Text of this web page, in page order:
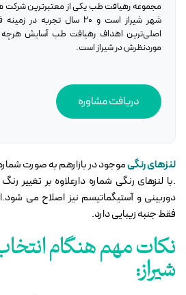
مجموعه رهیافت طب یکی از معتبرترین شرکت
شهر شیراز است و ۲۰ سال
اصلی‌ترین اهداف رهیافت طب آسایش هرچه
موردنظرش در شیراز است.
دریافت مشاوره
لنزهای رنگیموجود در بازارهم به صورت
.با لنزهای رنگی شماره دارعلاوه بر
دوربینی و آستیگماتیسم نیز اصلاح می
فقط جنبه زیبایی دارد.
نکات مهم هنگام
شیراز: